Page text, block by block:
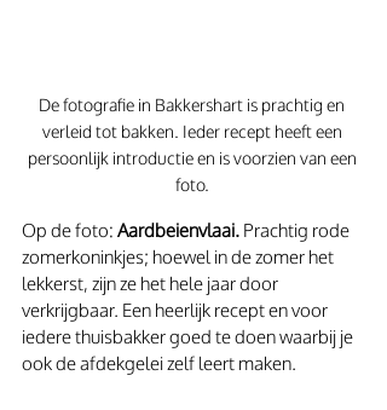
De fotografie in Bakkershart is prachtig en
verleid tot bakken. Ieder recept heeft een
persoonlijk introductie en is voorzien van een
foto.
Op de foto: Aardbeienvlaai. Prachtig rode
zomerkoninkjes; hoewel in de zomer het
lekkerst, zijn ze het hele jaar door
verkrijgbaar. Een heerlijk recept en voor
iedere thuisbakker goed te doen waarbij je
ook de afdekgelei zelf leert maken.